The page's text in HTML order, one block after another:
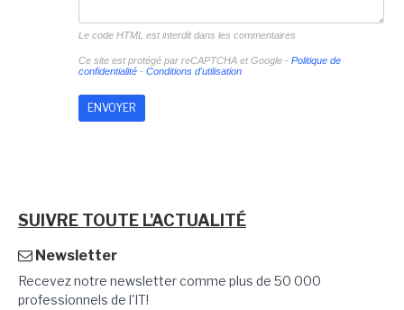
Le code HTML est interdit dans les commentaires
Ce site est protégé par reCAPTCHA et Google - Politique de
confidentialité- Conditions d'utilisation
SUIVRE TOUTE L'ACTUALITÉ
Newsletter
Recevez notre newsletter comme plus de 50 000
professionnels de l'IT!